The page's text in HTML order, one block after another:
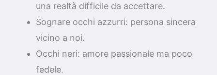
una realtà difficile da accettare.
Sognare occhi azzurri: persona sincera
vicino a noi.
Occhi neri: amore passionale ma poco
fedele.